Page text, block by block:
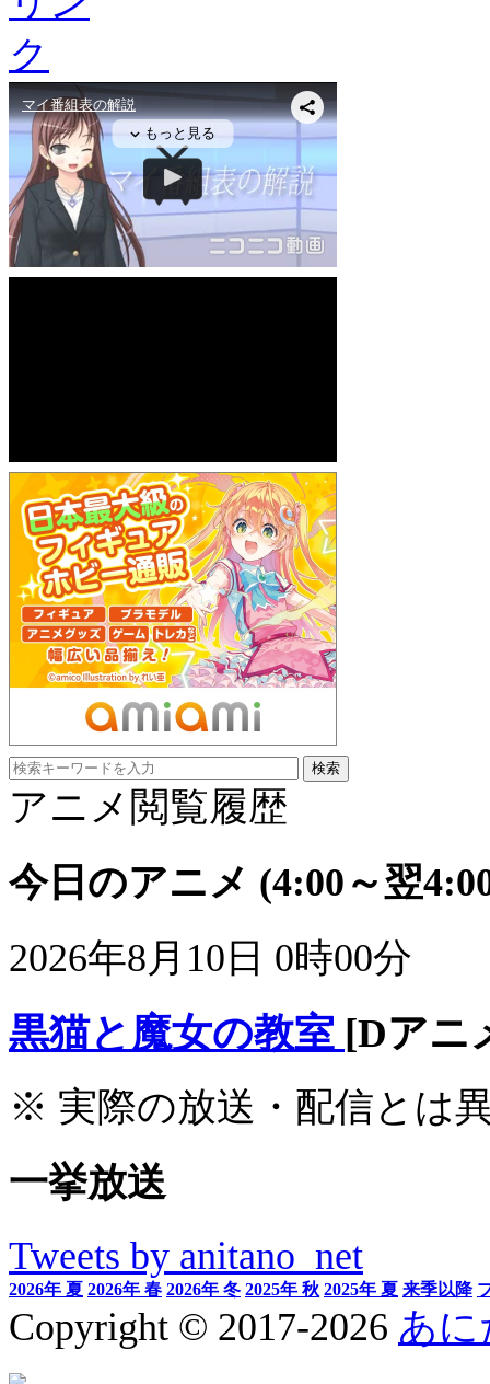
アニメ閲覧履歴
今日のアニメ (4:00～翌
2026年8月10日 0時00分
黒猫と魔女の教室 [Dアニ
※ 実際の放送・配信とは
一挙放送
Tweets by anitano_net
2026年 夏 2026年 春 2026年 冬 2025年 秋 2025年 夏 来季以降
Copyright © 2017-2026 あに